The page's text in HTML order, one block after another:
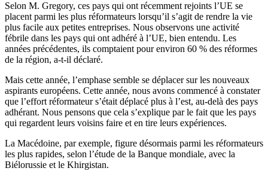
Selon M. Gregory, ces pays qui ont récemment rejoints l’UE se
placent parmi les plus réformateurs lorsqu’il s’agit de rendre la vie
plus facile aux petites entreprises. Nous observons une activité
fébrile dans les pays qui ont adhéré à l’UE, bien entendu. Les
années précédentes, ils comptaient pour environ 60 % des réformes
de la région, a-t-il déclaré.
Mais cette année, l’emphase semble se déplacer sur les nouveaux
aspirants européens. Cette année, nous avons commencé à constater
que l’effort réformateur s’était déplacé plus à l’est, au-delà des pays
adhérant. Nous pensons que cela s’explique par le fait que les pays
qui regardent leurs voisins faire et en tire leurs expériences.
La Macédoine, par exemple, figure désormais parmi les réformateurs
les plus rapides, selon l’étude de la Banque mondiale, avec la
Biélorussie et le Khirgistan.